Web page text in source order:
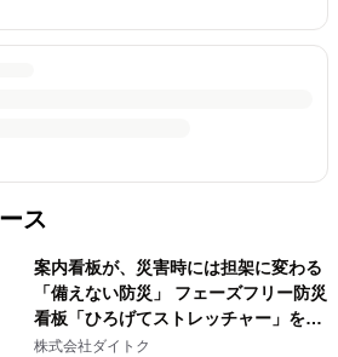
ス
案内看板が、災害時には担架に変わる
「備えない防災」 フェーズフリー防災
看板「ひろげてストレッチャー」を
Makuakeにて6月29日より先行販売
株式会社ダイトク